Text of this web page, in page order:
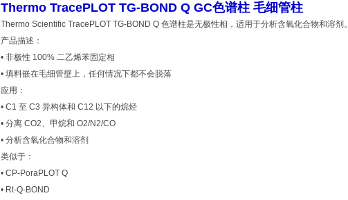
Thermo TracePLOT TG-BOND Q GC色谱柱 毛细管柱
Thermo Scientific TracePLOT TG-BOND Q 色谱柱是无极性相，适用于分析含氧化合物和溶剂。
产品描述：
• 非极性 100% 二乙烯苯固定相
• 填料嵌在毛细管壁上，任何情况下都不会脱落
应用：
• C1 至 C3 异构体和 C12 以下的烷烃
• 分离 CO2、甲烷和 O2/N2/CO
• 分析含氧化合物和溶剂
类似于：
• CP-PoraPLOT Q
• Rt-Q-BOND